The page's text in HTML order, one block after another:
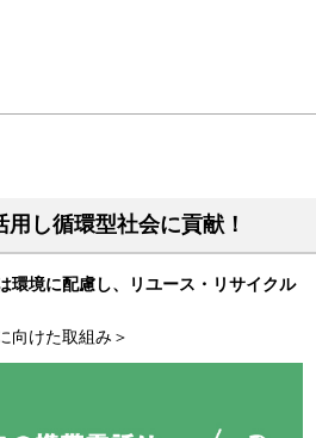
し循環型社会に貢献！
環境に配慮し、リユース・リサイクル
向けた取組み＞